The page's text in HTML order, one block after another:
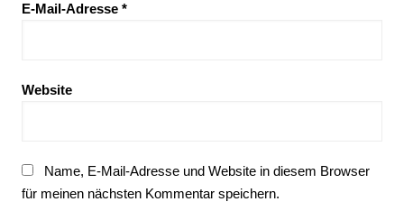
E-Mail-Adresse *
Website
Name, E-Mail-Adresse und Website in diesem Browser
für meinen nächsten Kommentar speichern.